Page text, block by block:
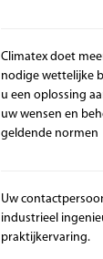
Climatex doet
nodige wettelijke
u een oplossing
uw wensen en
geldende normen
Uw
industrieel
praktijkervaring.